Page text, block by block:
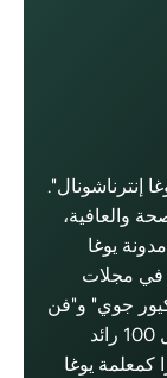
والعافية،
لقب واحدة من أفضل 20 مدونة يوغا
في مجلات
جوي" و"فن
تايمز جايد" و"أو إم تايمز". نالت جائزة أفضل 100 رائد
تعمل ميرا كمعلمة يوغا